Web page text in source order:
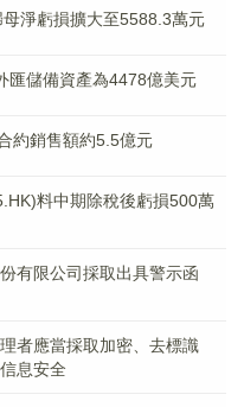
淨虧損擴大至5588.3萬元
匯儲備資產為4478億美元
約銷售額約5.5億元
料中期除稅後虧損500萬
有限公司採取出具警示函
者應當採取加密、去標識
息安全